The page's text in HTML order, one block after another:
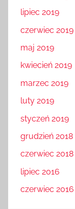
lipiec 2019
czerwiec 2019
maj 2019
kwiecień 2019
marzec 2019
luty 2019
styczeń 2019
grudzień 2018
czerwiec 2018
lipiec 2016
czerwiec 2016